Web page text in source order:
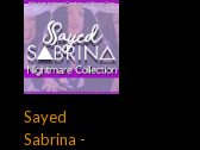
Sayed
Sabrina -